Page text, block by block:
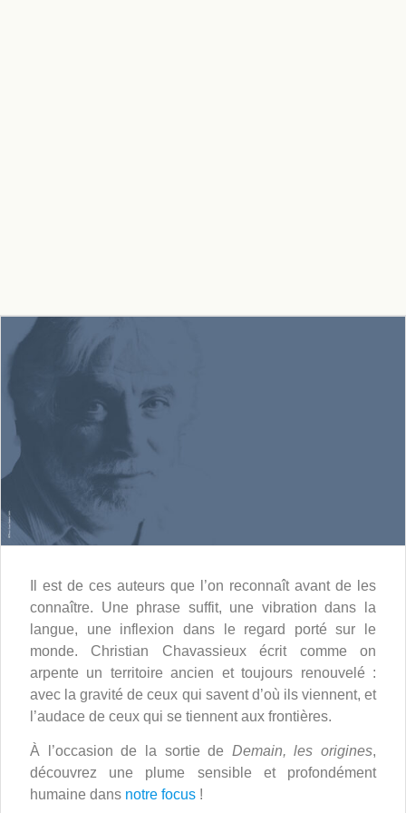
Il est de ces auteurs que l’on reconnaît avant de les
connaître. Une phrase suffit, une vibration dans la
langue, une inflexion dans le regard porté sur le
monde. Christian Chavassieux écrit comme on
arpente un territoire ancien et toujours renouvelé :
avec la gravité de ceux qui savent d’où ils viennent, et
l’audace de ceux qui se tiennent aux frontières.
À l’occasion de la sortie de Demain, les origines,
découvrez une plume sensible et profondément
humaine dans notre focus !